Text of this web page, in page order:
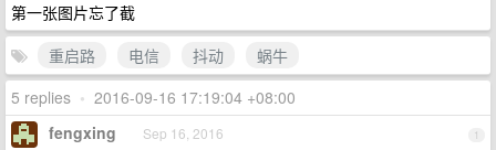
第一张图片忘了截
重启路
电信 抖动
蜗牛
5 replies • 2016-09-16 17:19:04 +08:00
1
fengxing Sep 16, 2016